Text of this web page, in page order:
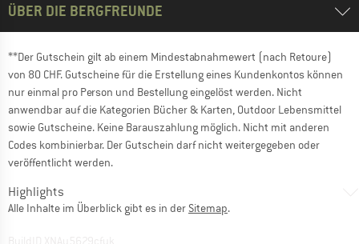
ÜBER DIE BERGFREUNDE
**Der Gutschein gilt ab einem Mindestabnahmewert (nach Retoure)
von 80 CHF. Gutscheine für die Erstellung eines Kundenkontos können
nur einmal pro Person und Bestellung eingelöst werden. Nicht
anwendbar auf die Kategorien Bücher & Karten, Outdoor Lebensmittel
sowie Gutscheine. Keine Barauszahlung möglich. Nicht mit anderen
Codes kombinierbar. Der Gutschein darf nicht weitergegeben oder
veröffentlicht werden.
Highlights
Alle Inhalte im Überblick gibt es in der Sitemap.